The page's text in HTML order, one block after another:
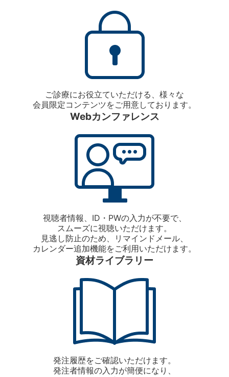
ご診療にお役立ていただける、様々な
会員限定コンテンツをご用意しております。
Webカンファレンス
視聴者情報、ID・PWの入力が不要で、
スムーズに視聴いただけます。
見逃し防止のため、リマインドメール、
カレンダー追加機能をご利用いただけます。
資材ライブラリー
発注履歴をご確認いただけます。
発注者情報の入力が簡便になり、